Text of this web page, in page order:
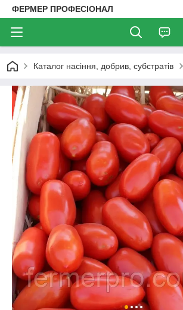
ФЕРМЕР ПРОФЕСІОНАЛ
Каталог насіння, добрив, субстратів